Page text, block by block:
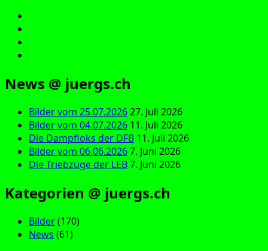
News @ juergs.ch
Bilder vom 25.07.202627. Juli 2026
Bilder vom 04.07.2026 11. Juli 2026
Die Dampfloks der DFB 11. Juli 2026
Bilder vom 06.06.20267. Juni 2026
Die Triebzüge der LEB7. Juni 2026
Kategorien @ juergs.ch
Bilder(170)
News (61)